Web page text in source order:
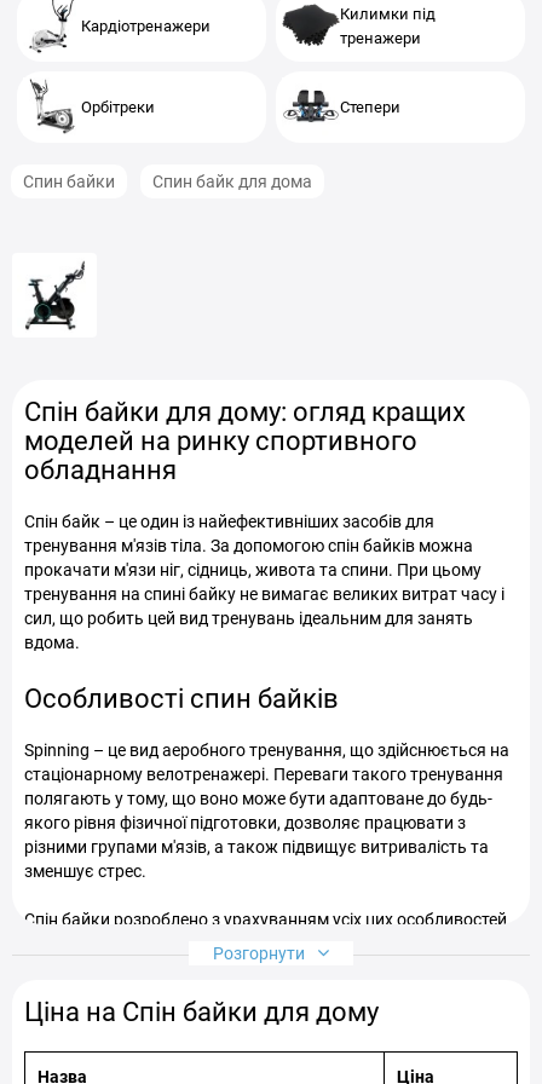
Кардіотренажери
Килимки під
тренажери
Орбітреки Степери
Спин байки Спин байк для дома
Спін байки для дому: огляд кращих
моделей на ринку спортивного
обладнання
Спін байк – це один із найефективніших засобів для
тренування м'язів тіла. За допомогою спін байків можна
прокачати м'язи ніг, сідниць, живота та спини. При цьому
тренування на спині байку не вимагає великих витрат часу і
сил, що робить цей вид тренувань ідеальним для занять
вдома.
Особливості спин байків
Spinning – це вид аеробного тренування, що здійснюється на
стаціонарному велотренажері. Переваги такого тренування
полягають у тому, що воно може бути адаптоване до будь-
якого рівня фізичної підготовки, дозволяє працювати з
різними групами м'язів, а також підвищує витривалість та
зменшує стрес.
Спін байки розроблено з урахуванням усіх цих особливостей.
Вони мають міцну сталеву раму, регульовану сидіння та
кермо, а також комп'ютер, який відображає дані про
Переваги спін байків
Розгорнути
Ціна на Спін байки для дому
Назва Ціна